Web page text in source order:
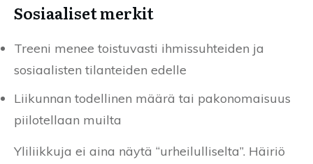
Sosiaaliset merkit
Treeni menee toistuvasti ihmissuhteiden ja
sosiaalisten tilanteiden edelle
Liikunnan todellinen määrä tai pakonomaisuus
piilotellaan muilta
Yliliikkuja ei aina näytä “urheilulliselta”. Häiriö